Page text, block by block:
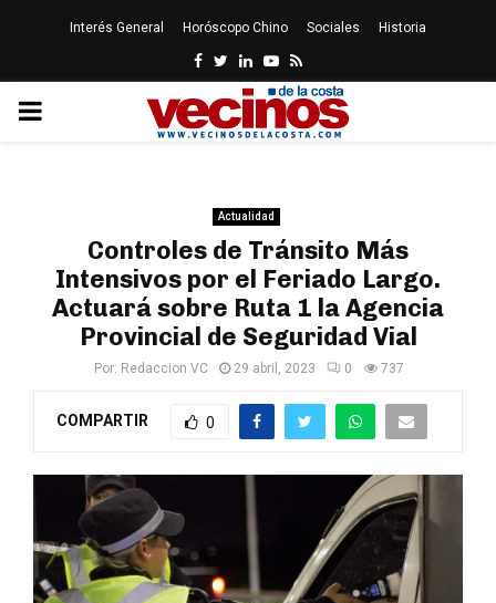
Interés General Horóscopo Chino Sociales Historia
Facebook
Twitter
LinkedinYoutube
Rss
PRIMARY
Actualidad
Controles de Tránsito Más
Intensivos por el Feriado Largo.
Actuará sobre Ruta 1 la Agencia
Provincial de Seguridad Vial
Por: Redaccion VC 29 abril, 2023 0 737
COMPARTIR 0